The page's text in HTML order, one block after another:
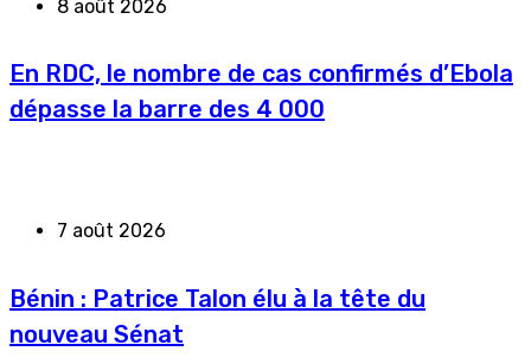
8 août 2026
En RDC, le nombre de cas confirmés d’Ebola
dépasse la barre des 4 000
7 août 2026
Bénin : Patrice Talon élu à la tête du
nouveau Sénat